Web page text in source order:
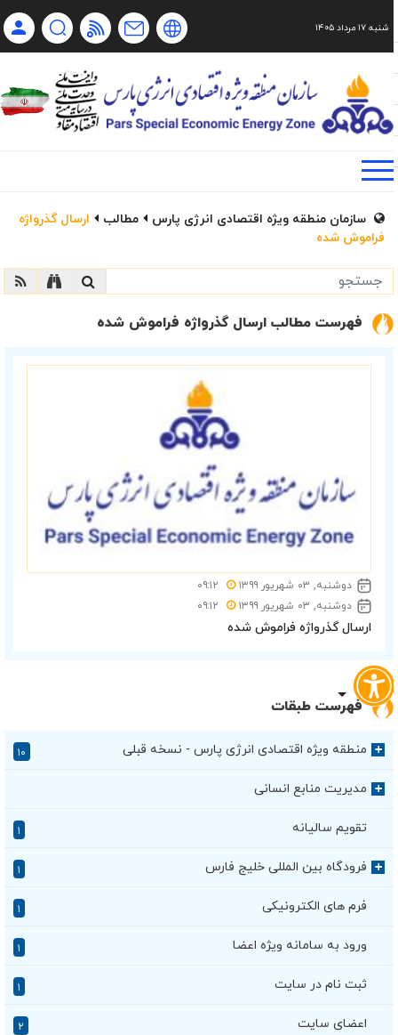
فا Ru Ch
شنبه ۱۷ مرداد ۱۴۰۵
سازمان منطقه ویژه اقتصادی انرژی پارس مطالب
ارسال گذرواژه
فراموش شده
فهرست مطالب ارسال گذرواژه فراموش شده
دوشنبه, ۰۳ شهریور ۱۳۹۹
۰۹:۱۲
دوشنبه, ۰۳ شهریور ۱۳۹۹
۰۹:۱۲
ارسال گذرواژه فراموش شده
فهرست طبقات
+ منطقه ویژه اقتصادی انرژی پارس - نسخه قبلی ۱۰
+ مدیریت منابع انسانی
تقویم سالیانه
+ فرودگاه بین المللی خلیج فارس
فرم های الکترونیکی
ورود به سامانه ویژه اعضا
ثبت نام در سایت
اعضای سایت ۲